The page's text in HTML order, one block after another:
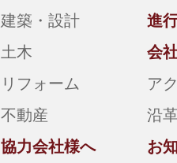
建築・設計
土木
リフォーム
不動産
進
会
ア
沿
協力会社様へ
お